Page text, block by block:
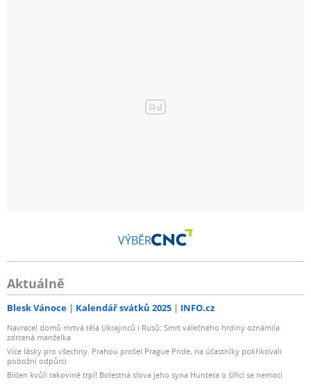
VÝBĚR
Aktuálně
Blesk Vánoce Kalendář svátků 2025 INFO.cz
Navracel domů mrtvá těla Ukrajinců i Rusů: Smrt válečného hrdiny oznámila
zdrcená manželka
Více lásky pro všechny. Prahou prošel Prague Pride, na účastníky pokřikovali
pobožní odpůrci
Biden kvůli rakovině trpí! Bolestná slova jeho syna Huntera o šířící se nemoci